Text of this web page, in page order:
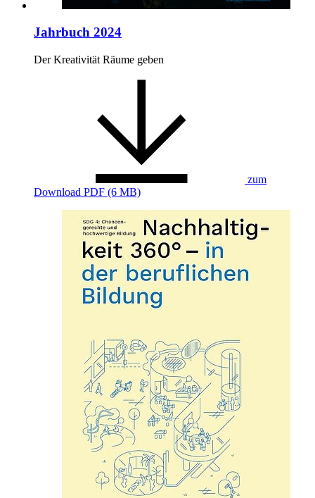
Jahrbuch 2024
Der Kreativität Räume geben
zum
Download PDF (6 MB)